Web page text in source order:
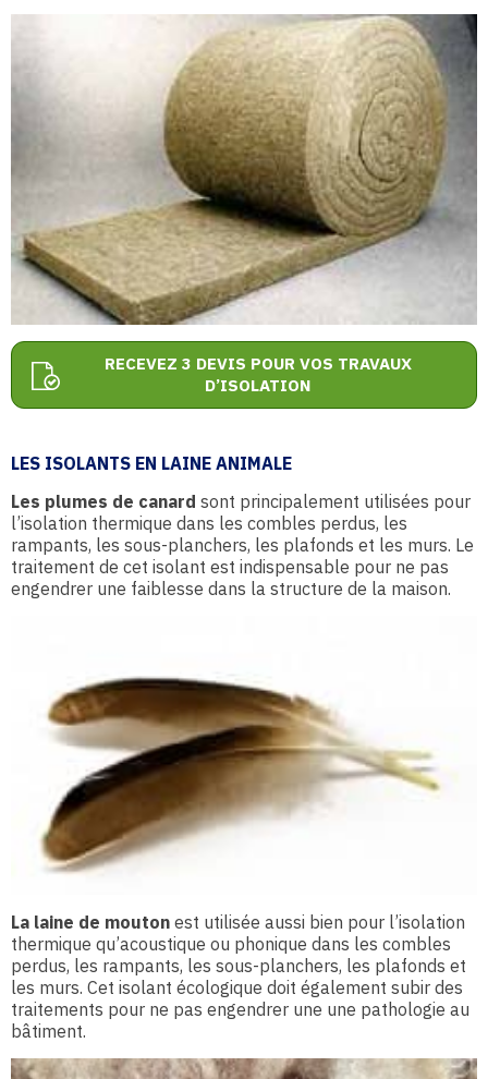
RECEVEZ 3 DEVIS POUR VOS TRAVAUX
D’ISOLATION
LES ISOLANTS EN LAINE ANIMALE
Les plumes de canard sont principalement utilisées pour
l’isolation thermique dans les combles perdus, les
rampants, les sous-planchers, les plafonds et les murs. Le
traitement de cet isolant est indispensable pour ne pas
engendrer une faiblesse dans la structure de la maison.
La laine de mouton est utilisée aussi bien pour l’isolation
thermique qu’acoustique ou phonique dans les combles
perdus, les rampants, les sous-planchers, les plafonds et
les murs. Cet isolant écologique doit également subir des
traitements pour ne pas engendrer une une pathologie au
bâtiment.